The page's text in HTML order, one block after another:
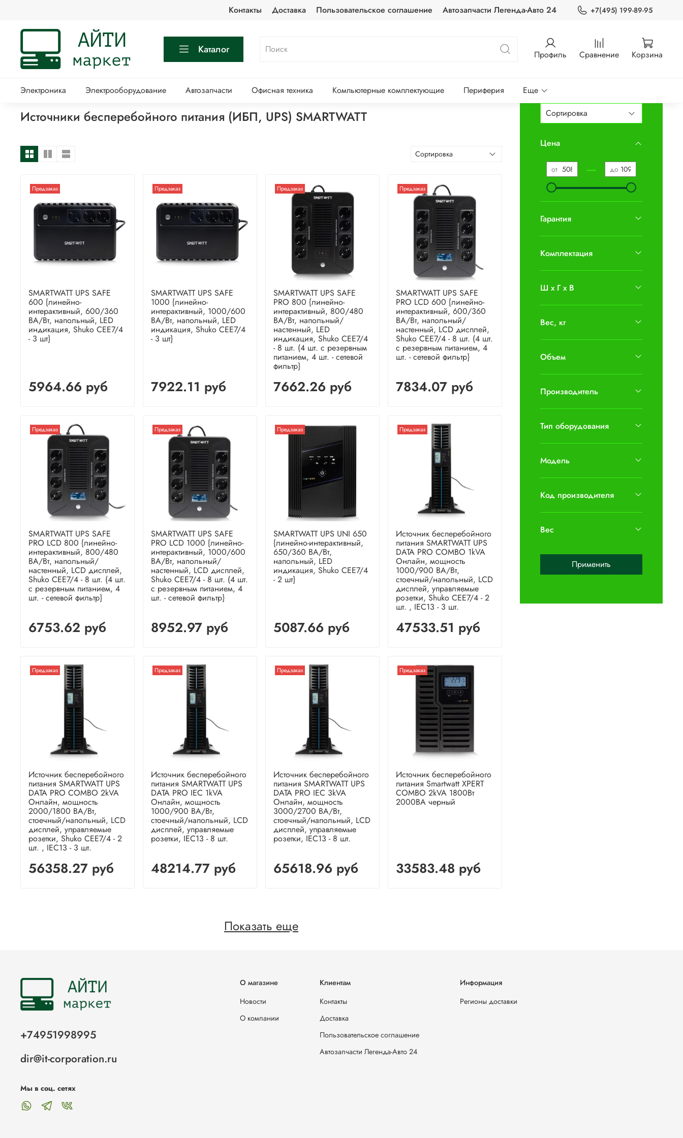
Контакты Доставка Пользовательское соглашение Автозапчасти Легенда-Авто 24 +7(495) 199-89-95
Каталог Профиль Сравнение Корзина
Электроника Электрооборудование Автозапчасти Офисная техника Компьютерные комплектующие Периферия Еще
Источники бесперебойного питания (ИБП, UPS) SMARTWATT
Предзаказ
SMARTWATT UPS SAFE
600 {линейно-
интерактивный, 600/360
ВА/Вт, напольный, LED
индикация, Shuko CEE7/4
- 3 шт}
5964.66 руб
Предзаказ
SMARTWATT UPS SAFE
1000 {линейно-
интерактивный, 1000/600
ВА/Вт, напольный, LED
индикация, Shuko CEE7/4
- 3 шт}
7922.11 руб
Предзаказ
SMARTWATT UPS SAFE
PRO 800 {линейно-
интерактивный, 800/480
ВА/Вт, напольный/
настенный, LED
индикация, Shuko CEE7/4
- 8 шт. (4 шт. с резервным
питанием, 4 шт. - сетевой
фильтр}
7662.26 руб
Предзаказ
SMARTWATT UPS SAFE
PRO LCD 600 {линейно-
интерактивный, 600/360
ВА/Вт, напольный/
настенный, LCD дисплей,
Shuko CEE7/4 - 8 шт. (4 шт.
с резервным питанием, 4
шт. - сетевой фильтр}
7834.07 руб
Предзаказ
SMARTWATT UPS SAFE
PRO LCD 800 {линейно-
интерактивный, 800/480
ВА/Вт, напольный/
настенный, LCD дисплей,
Shuko CEE7/4 - 8 шт. (4 шт.
с резервным питанием, 4
шт. - сетевой фильтр}
6753.62 руб
Предзаказ
SMARTWATT UPS SAFE
PRO LCD 1000 {линейно-
интерактивный, 1000/600
ВА/Вт, напольный/
настенный, LCD дисплей,
Shuko CEE7/4 - 8 шт. (4 шт.
с резервным питанием, 4
шт. - сетевой фильтр}
8952.97 руб
Предзаказ
SMARTWATT UPS UNI 650
{линейно-интерактивный,
650/360 ВА/Вт,
напольный, LED
индикация, Shuko CEE7/4
- 2 шт}
5087.66 руб
Предзаказ
Источник бесперебойного
питания SMARTWATT UPS
DATA PRO COMBO 1kVA
Онлайн, мощность
1000/900 ВА/Вт,
стоечный/напольный, LCD
дисплей, управляемые
розетки, Shuko CEE7/4 - 2
шт. , IEC13 - 3 шт.
47533.51 руб
Предзаказ
Источник бесперебойного
питания SMARTWATT UPS
DATA PRO COMBO 2kVA
Онлайн, мощность
2000/1800 ВА/Вт,
стоечный/напольный, LCD
дисплей, управляемые
розетки, Shuko CEE7/4 - 2
шт. , IEC13 - 3 шт.
56358.27 руб
Предзаказ
Источник бесперебойного
питания SMARTWATT UPS
DATA PRO IEC 1kVA
Онлайн, мощность
1000/900 ВА/Вт,
стоечный/напольный, LCD
дисплей, управляемые
розетки, IEC13 - 8 шт.
48214.77 руб
Предзаказ
Источник бесперебойного
питания SMARTWATT UPS
DATA PRO IEC 3kVA
Онлайн, мощность
3000/2700 ВА/Вт,
стоечный/напольный, LCD
дисплей, управляемые
розетки, IEC13 - 8 шт.
65618.96 руб
Предзаказ
Источник бесперебойного
питания Smartwatt XPERT
COMBO 2kVA 1800Вт
2000ВА черный
33583.48 руб
Показать еще
Цена
от — до
Гарантия
Комплектация
Ш х Г х В
Вес, кг
Объем
Производитель
Тип оборудования
Модель
Код производителя
Вес
Применить
О магазине
Новости
О компании
Клиентам
Контакты
Доставка
Пользовательское соглашение
Автозапчасти Легенда-Авто 24
Информация
Регионы доставки
+74951998995
dir@it-corporation.ru
Мы в соц. сетях